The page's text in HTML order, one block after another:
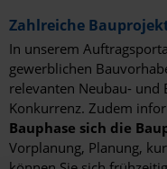
Zahlreiche
In unserem
gewerblichen
relevanten Neubau-
Konkurrenz. Zudem
Bauphase sich die
Vorplanung, Planung,